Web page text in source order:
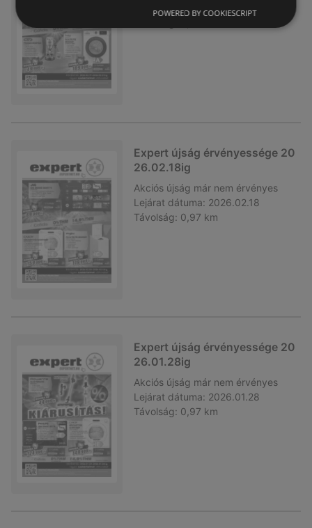
Lejárat dátuma: 2026.02.25
Expert újság érvényessége 20
26.02.18ig
Akciós újság már nem érvényes
Lejárat dátuma: 2026.02.18
Távolság: 0,97 km
Expert újság érvényessége 20
26.01.28ig
Akciós újság már nem érvényes
Lejárat dátuma: 2026.01.28
Távolság: 0,97 km
POWERED BY COOKIESCRIPT